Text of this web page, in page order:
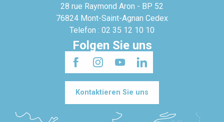
28 rue Raymond Aron - BP 52
76824 Mont-Saint-Agnan Cedex
Telefon : 02 35 12 10 10
Folgen Sie uns
Kontaktieren Sie uns